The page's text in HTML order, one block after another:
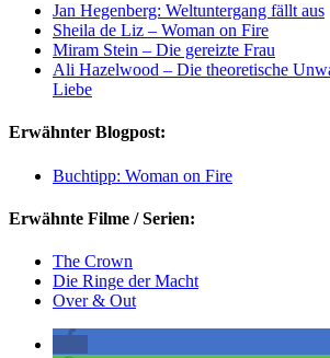
Jan Hegenberg: Weltuntergang fällt aus
Sheila de Liz – Woman on Fire
Miram Stein – Die gereizte Frau
Ali Hazelwood – Die theoretische
Liebe
Erwähnter Blogpost:
Buchtipp: Woman on Fire
Erwähnte Filme / Serien:
The Crown
Die Ringe der Macht
Over & Out